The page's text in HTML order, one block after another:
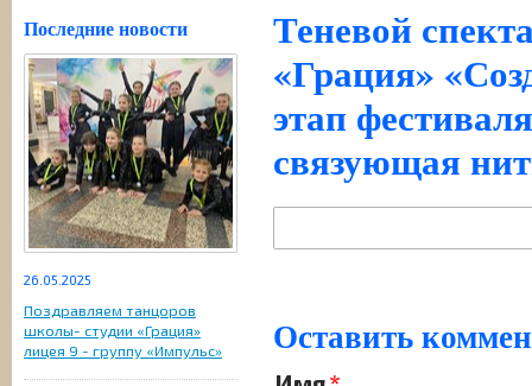
Последние новости
26.05.2025
Поздравляем танцоров
школы- студии «Грация»
лицея 9 - группу «Импульс»
Теневой
«Грация»
этап
связующая
Оставить